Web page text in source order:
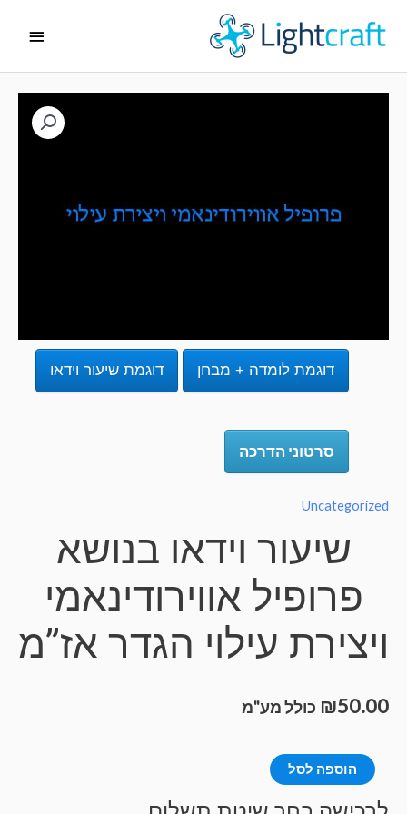
תפריט
ראשי
דוגמת לומדה + מבחן דוגמת שיעור וידאו
סרטוני הדרכה
שיעור וידאו בנושא
פרופיל אווירודינאמי
עילוי הגדר אז”מ
₪ כולל מע"מ
הוספה לסל